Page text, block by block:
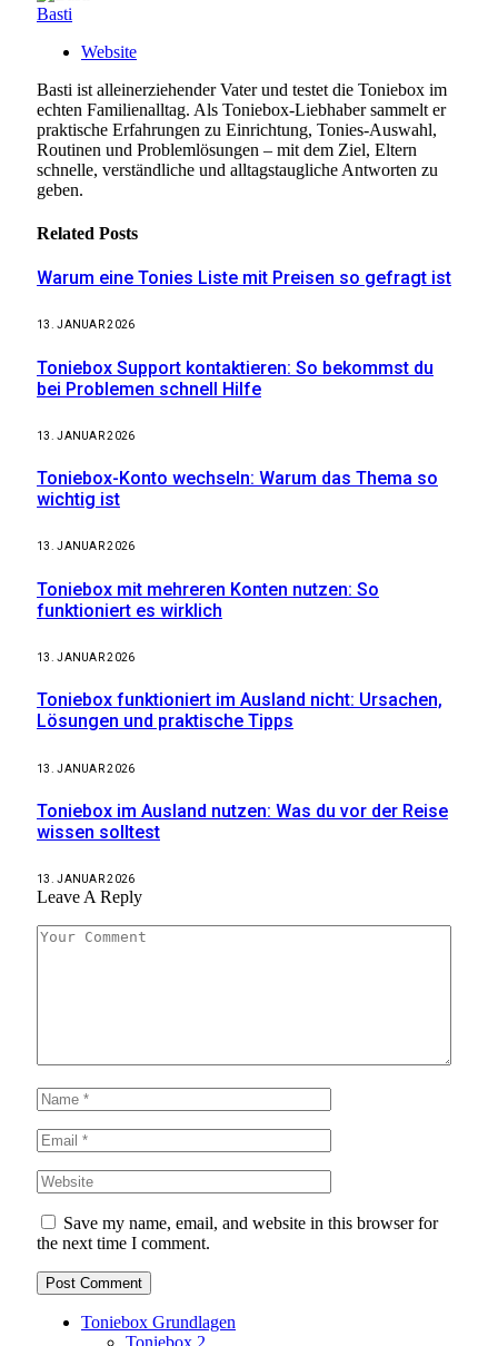
Basti
Website
Basti ist alleinerziehender Vater und testet die Toniebox im
echten Familienalltag. Als Toniebox-Liebhaber sammelt er
praktische Erfahrungen zu Einrichtung, Tonies-Auswahl,
Routinen und Problemlösungen – mit dem Ziel, Eltern
schnelle, verständliche und alltagstaugliche Antworten zu
geben.
Related Posts
Warum eine Tonies Liste mit Preisen so gefragt ist
13. JANUAR 2026
Toniebox Support kontaktieren: So bekommst du
bei Problemen schnell Hilfe
13. JANUAR 2026
Toniebox-Konto wechseln: Warum das Thema so
wichtig ist
13. JANUAR 2026
Toniebox mit mehreren Konten nutzen: So
funktioniert es wirklich
13. JANUAR 2026
Toniebox funktioniert im Ausland nicht: Ursachen,
Lösungen und praktische Tipps
13. JANUAR 2026
Toniebox im Ausland nutzen: Was du vor der Reise
wissen solltest
13. JANUAR 2026
Leave A Reply
Save my name, email, and website in this browser for
the next time I comment.
Toniebox Grundlagen
Toniebox 2